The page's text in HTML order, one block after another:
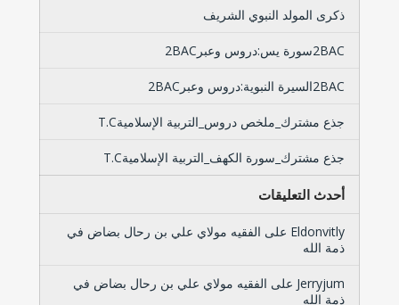
ذكرى المولد النبوي الشريف
2BACسورة يس:دروس وعبر2BAC
2BACالسيرة النبوية:دروس وعبر2BAC
جذع مشترك_ملخص دروس_التربية الإسلاميةT.C
جذع مشترك_سورة الكهف_التربية الإسلاميةT.C
أحدث التعليقات
Eldonvitly على الفقيه مولاي علي بن رحال بضاض في
ذمة الله
Jerryjum على الفقيه مولاي علي بن رحال بضاض في
ذمة الله